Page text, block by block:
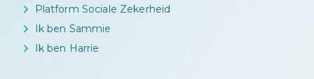
Platform Sociale Zekerheid
Ik ben Sammie
Ik ben Harrie